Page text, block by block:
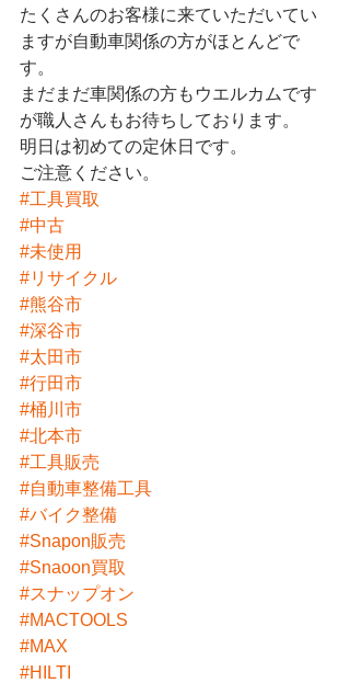
たくさんのお客様に来ていただいてい
ますが自動車関係の方がほとんどで
す。
まだまだ車関係の方もウエルカムです
が職人さんもお待ちしております。
明日は初めての定休日です。
ご注意ください。
#工具買取
#中古
#未使用
#リサイクル
#熊谷市
#深谷市
#太田市
#行田市
#桶川市
#北本市
#工具販売
#自動車整備工具
#バイク整備
#Snapon販売
#Snaoon買取
#スナップオン
#MACTOOLS
#MAX
#HILTI